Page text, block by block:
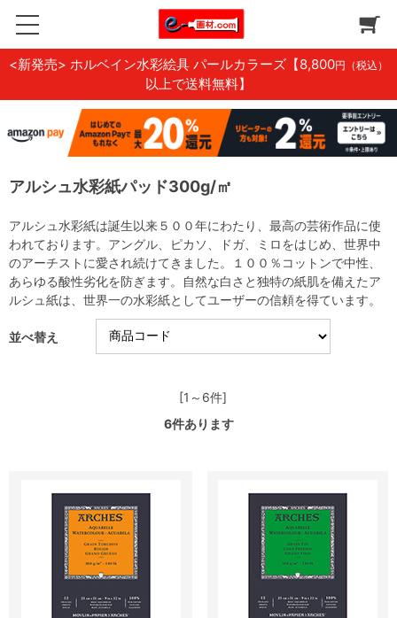
<新発売> ホルベイン水彩絵具 パールカラーズ 【8,800円（税込）
以上で送料無料】
アルシュ水彩紙パッド300g/㎡
アルシュ水彩紙は誕生以来５００年にわたり、最高の芸術作品に使
われております。アングル、ピカソ、ドガ、ミロをはじめ、世界中
のアーチストに愛され続けてきました。１００％コットンで中性、
あらゆる酸性劣化を防ぎます。自然な白さと独特の紙肌を備えたア
ルシュ紙は、世界一の水彩紙としてユーザーの信頼を得ています。
並べ替え
[1～6件]
6件あります